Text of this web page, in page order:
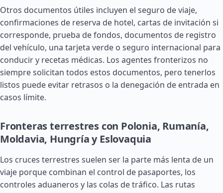
Otros documentos útiles incluyen el seguro de viaje,
confirmaciones de reserva de hotel, cartas de invitación si
corresponde, prueba de fondos, documentos de registro
del vehículo, una tarjeta verde o seguro internacional para
conducir y recetas médicas. Los agentes fronterizos no
siempre solicitan todos estos documentos, pero tenerlos
listos puede evitar retrasos o la denegación de entrada en
casos límite.
Fronteras terrestres con Polonia, Rumanía,
Moldavia, Hungría y Eslovaquia
Los cruces terrestres suelen ser la parte más lenta de un
viaje porque combinan el control de pasaportes, los
controles aduaneros y las colas de tráfico. Las rutas